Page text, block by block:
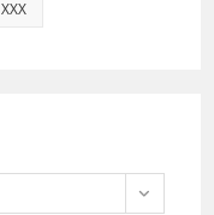
XXX